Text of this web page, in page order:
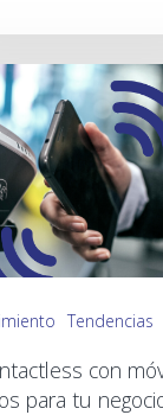
Tendencias
con
para tu